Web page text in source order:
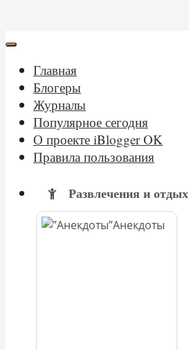
Главная
Блогеры
Журналы
Популярное сегодня
О проекте iBlogger OK
Правила пользования
Развлечения и отдых
Анекдоты